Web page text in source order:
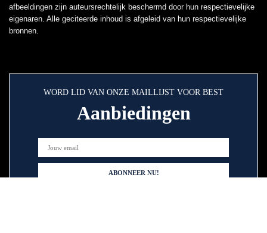
afbeeldingen zijn auteursrechtelijk beschermd door hun respectievelijke
eigenaren. Alle geciteerde inhoud is afgeleid van hun respectievelijke
bronnen.
WORD LID VAN ONZE MAILLIJST VOOR BEST
Aanbiedingen